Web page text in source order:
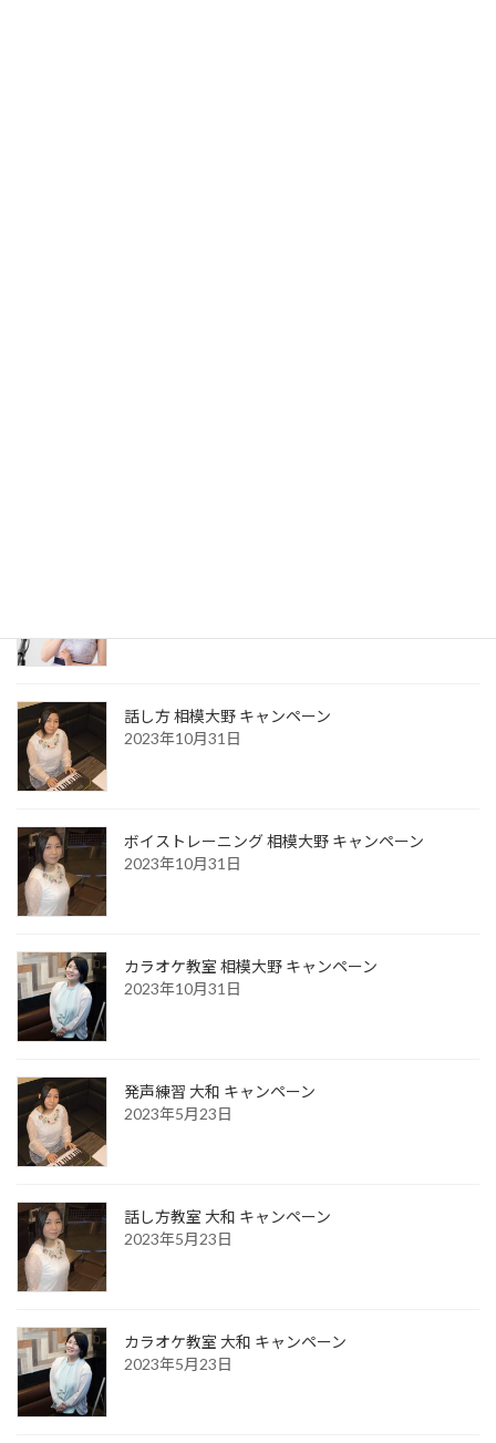
話し方 相模大野 キャンペーン
2023年10月31日
ボイストレーニング 相模大野 キャンペーン
2023年10月31日
カラオケ教室 相模大野 キャンペーン
2023年10月31日
発声練習 大和 キャンペーン
2023年5月23日
話し方教室 大和 キャンペーン
2023年5月23日
カラオケ教室 大和 キャンペーン
2023年5月23日